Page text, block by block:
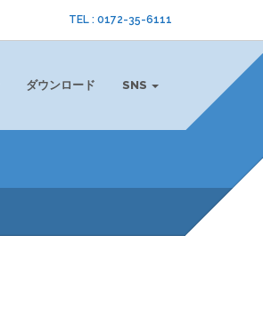
TEL : 0172-35-6111
ダウンロード SNS